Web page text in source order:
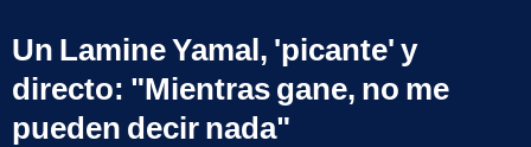
Un Lamine Yamal, 'picante' y
directo: "Mientras gane, no me
pueden decir nada"